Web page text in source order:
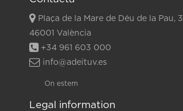
Plaça de la Mare de Déu de la Pau, 3
46001 València
+34 961 603 000
info@adeituv.es
On estem
Legal information